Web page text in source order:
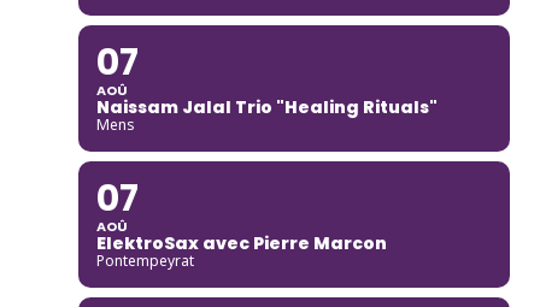
07
AOÛ
Naissam Jalal Trio "Healing Rituals"
Mens
07
AOÛ
ElektroSax avec Pierre Marcon
Pontempeyrat